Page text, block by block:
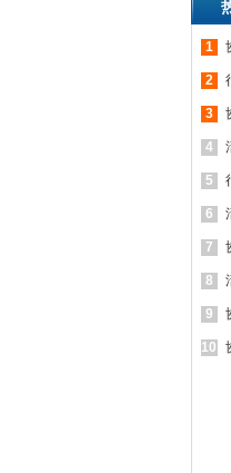
1
2
3
4
5
6
7
8
9
10